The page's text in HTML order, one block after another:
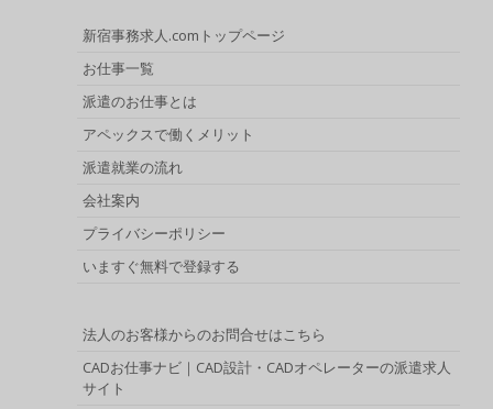
新宿事務求人.comトップページ
お仕事一覧
派遣のお仕事とは
アペックスで働くメリット
派遣就業の流れ
会社案内
プライバシーポリシー
いますぐ無料で登録する
法人のお客様からのお問合せはこちら
CADお仕事ナビ｜CAD設計・CADオペレーターの派遣求人
サイト